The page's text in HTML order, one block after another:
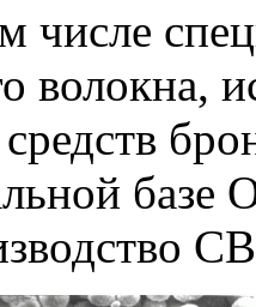
волокна,